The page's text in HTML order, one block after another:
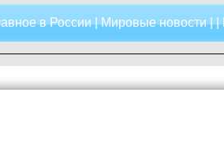
в России|Мировые новости| |